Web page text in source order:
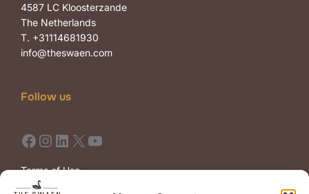
4587 LC Kloosterzande
The Netherlands
T. +31114681930
info@theswaen.com
Follow us
Facebook Instagram LinkedIn X YouTube
Terms of Use
Terms of Sale